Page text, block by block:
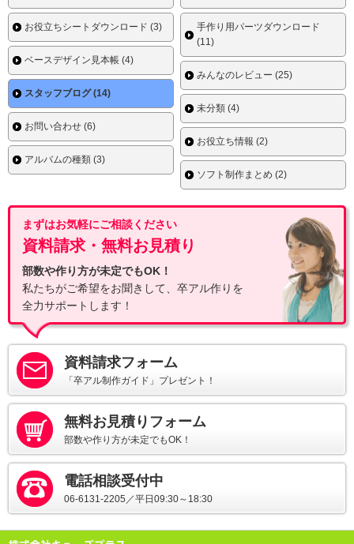
お役立ちシートダウンロード (3)
手作り用パーツダウンロード
(11)
ベースデザイン見本帳 (4)
みんなのレビュー (25)
スタッフブログ (14)
未分類 (4)
お問い合わせ (6)
お役立ち情報 (2)
アルバムの種類 (3)
ソフト制作まとめ (2)
まずはお気軽にご相談ください
資料請求・無料お見積り
部数や作り方が未定でもOK！
私たちがご希望をお聞きして、卒アル作りを
全力サポートします！
資料請求フォーム
「卒アル制作ガイド」プレゼント！
無料お見積りフォーム
部数や作り方が未定でもOK！
電話相談受付中
06-6131-2205／平日09:30～18:30